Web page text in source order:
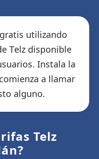
utilizando
Telz disponible
Instala la
a llamar
alguno.
Telz